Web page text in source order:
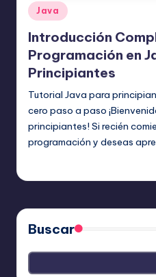
Publicado
en
Java
Introducción
Programación en
Principiantes
Tutorial Java para
cero paso a paso
principiantes! Si recién
programación y deseas
Buscar